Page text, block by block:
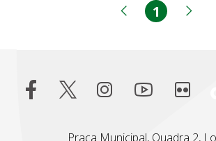
Página
Página
1
Praça Municipal, Quadra 2,